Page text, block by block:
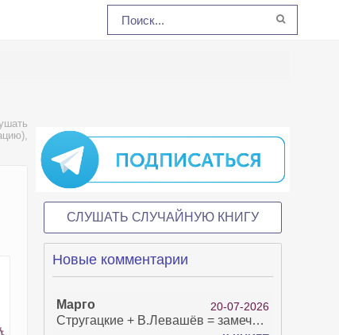
СЛУШАТЬ СЛУЧАЙНУЮ КНИГУ
Новые комментарии
Марго 20-07-2026
Стругацкие + В.Левашёв = замечательно!